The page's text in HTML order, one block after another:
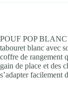
POUF POP
tabouret blanc avec
coffre de rangement
gain de place et des
s’adapter facilement